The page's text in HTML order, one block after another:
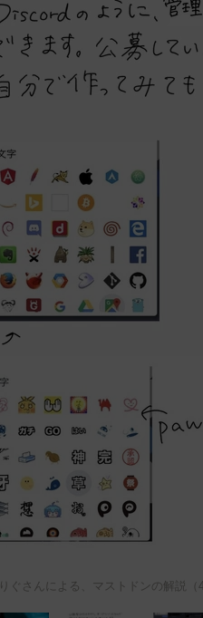
りぐさんによる、マストドンの解説